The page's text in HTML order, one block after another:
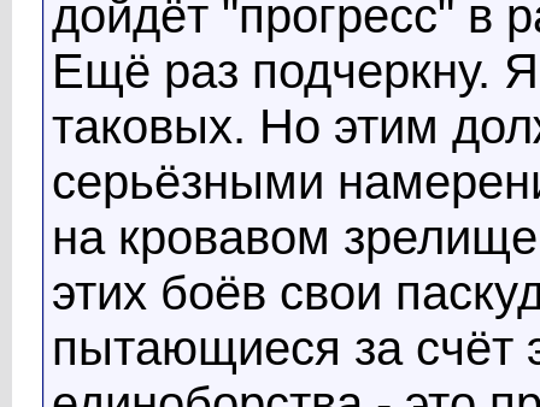
дойдёт "прогресс" в
Ещё раз подчеркну.
таковых. Но этим
серьёзными
на кровавом
этих боёв свои
пытающиеся за счёт